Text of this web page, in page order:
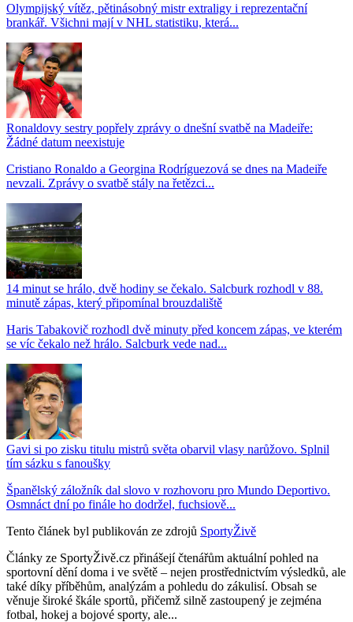
Olympijský vítěz, pětinásobný mistr extraligy i reprezentační
brankář. Všichni mají v NHL statistiku, která...
Ronaldovy sestry popřely zprávy o dnešní svatbě na Madeiře:
Žádné datum neexistuje
Cristiano Ronaldo a Georgina Rodríguezová se dnes na Madeiře
nevzali. Zprávy o svatbě stály na řetězci...
14 minut se hrálo, dvě hodiny se čekalo. Salcburk rozhodl v 88.
minutě zápas, který připomínal brouzdaliště
Haris Tabakovič rozhodl dvě minuty před koncem zápas, ve kterém
se víc čekalo než hrálo. Salcburk vede nad...
Gavi si po zisku titulu mistrů světa obarvil vlasy narůžovo. Splnil
tím sázku s fanoušky
Španělský záložník dal slovo v rozhovoru pro Mundo Deportivo.
Osmnáct dní po finále ho dodržel, fuchsiově...
Tento článek byl publikován ze zdrojů SportyŽivě
Články ze SportyŽivě.cz přinášejí čtenářům aktuální pohled na
sportovní dění doma i ve světě – nejen prostřednictvím výsledků, ale
také díky příběhům, analýzám a pohledu do zákulisí. Obsah se
věnuje široké škále sportů, přičemž silně zastoupený je zejména
fotbal, hokej a bojové sporty, ale...